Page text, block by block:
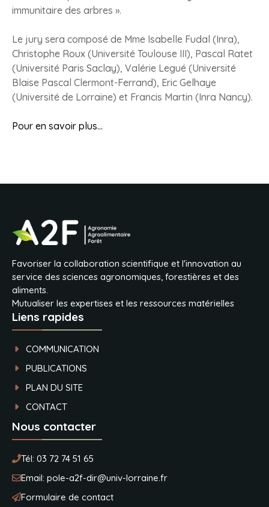
immunitaire des arbres ».
Le jury sera composé de Mme Isabelle Fudal (Inra),
Christophe Roux (Université Toulouse III), Pascal Ratet
(Université Paris Saclay), Valérie Legué (Université
Blaise Pascal Clermont-Ferrand), Eric Gelhaye
(Université de Lorraine) et Francis Martin (Inra Nancy).
Pour en savoir plus…
Favoriser la collaboration scientifique et l'innovation au
service des sciences agronomiques, forestières et des
aliments.
Mutualiser les expertises et les ressources matérielles
Liens rapides
COMMUNICATION
PUBLICATIONS
PLAN DU SITE
CONTACT
Nous contacter
Tél: 03 72 74 51 65
Email: pole-a2f-dir@univ-lorraine.fr
Formulaire de contact